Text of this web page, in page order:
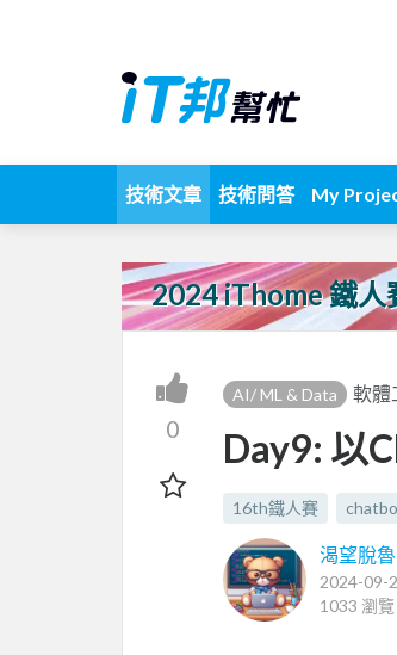
技術文章 技術問答 My
2024 iThome 鐵人
0
AI/ ML & Data 軟體
Day9: 以
16th鐵人賽
渴望脫
2024-09-
1033 瀏覽